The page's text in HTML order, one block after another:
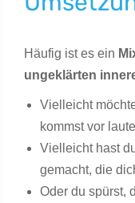
Häufig ist es ein
ungeklärten
Vielleicht
kommst vor
Vielleicht hast
gemacht, die
Oder du spürst,